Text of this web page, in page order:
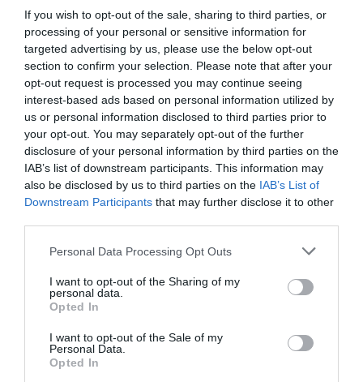
If you wish to opt-out of the sale, sharing to third parties, or
processing of your personal or sensitive information for
targeted advertising by us, please use the below opt-out
section to confirm your selection. Please note that after your
opt-out request is processed you may continue seeing
interest-based ads based on personal information utilized by
us or personal information disclosed to third parties prior to
your opt-out. You may separately opt-out of the further
disclosure of your personal information by third parties on the
IAB’s list of downstream participants. This information may
also be disclosed by us to third parties on the IAB’s List of
Downstream Participants that may further disclose it to other
Please note that this website/app uses one or more Google
not limited to your visit or usage behaviour. You may click to
grant or deny consent to Google and its third-party tags to
use your data for below specified purposes in below Google
consent section.
Personal Data Processing Opt Outs
I want to opt-out of the Sharing of my
personal data.
Opted In
I want to opt-out of the Sale of my
Personal Data.
Opted In
illetékesek, nem a kormányhivatal. Az adatlap 60 napig még az
Általános Nyomtatványkitöltő Keretalkalmazásban is elérhető
lesz, és a vagyonszerző vagy akár a képviselője is kitöltheti.
polgári per illeték per ügyvéd jog